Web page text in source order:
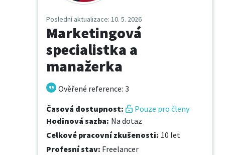
Poslední aktualizace: 10. 5. 2026
Marketingová
specialistka a
manažerka
Ověřené reference: 3
Časová dostupnost:
Pouze pro členy
Hodinová sazba: Na dotaz
Celkové pracovní zkušenosti: 10 let
Profesní stav: Freelancer